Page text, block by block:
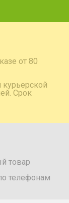
от 80
курьерской
Срок
товар
телефонам